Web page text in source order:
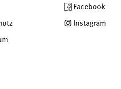
Facebook
Instagram